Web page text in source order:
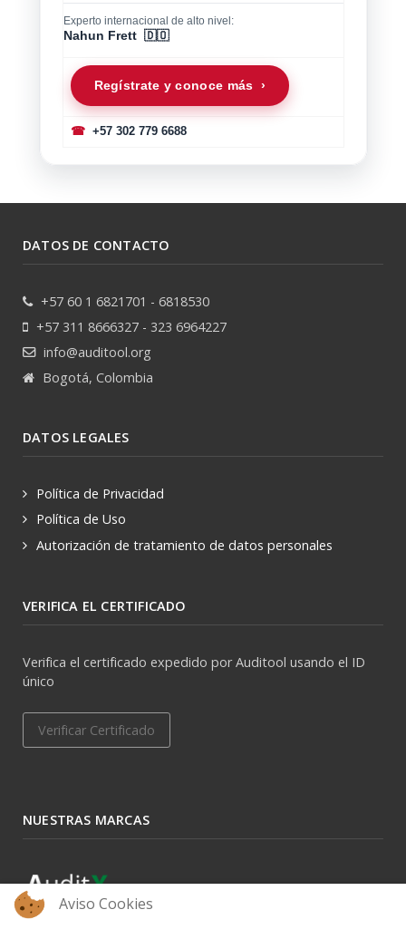
Experto internacional de alto nivel:
Nahun Frett 🇩🇴
Regístrate y conoce más ›
☎+57 302 779 6688
DATOS DE CONTACTO
+57 60 1 6821701 - 6818530
+57 311 8666327 - 323 6964227
info@auditool.org
Bogotá, Colombia
DATOS LEGALES
Política de Privacidad
Política de Uso
Autorización de tratamiento de datos personales
VERIFICA EL CERTIFICADO
Verifica el certificado expedido por Auditool usando el ID
único
Verificar Certificado
NUESTRAS MARCAS
Aviso Cookies